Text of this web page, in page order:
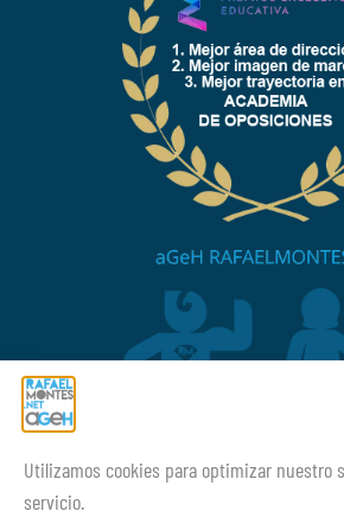
Utilizamos cookies para optimizar nuestro
servicio.
¡¡Mucho ánimo